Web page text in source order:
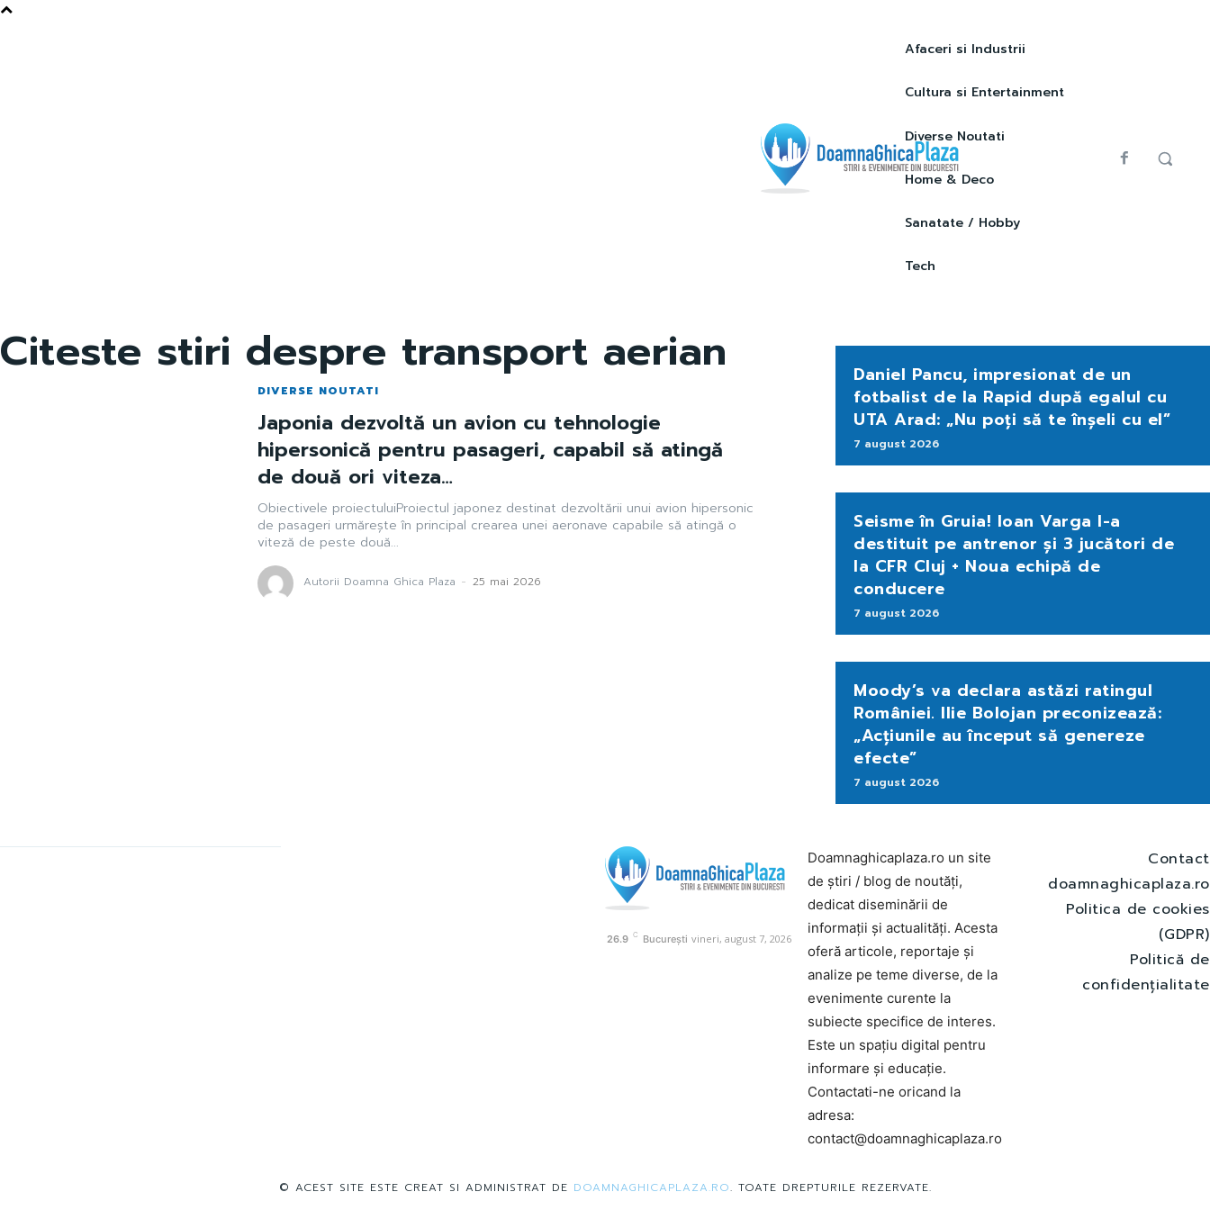
Afaceri si Industrii
Cultura si Entertainment
Diverse Noutati
Home & Deco
Sanatate / Hobby
Tech
Citeste stiri despre transport aerian
DIVERSE NOUTATI
Japonia dezvoltă un avion cu tehnologie
hipersonică pentru pasageri, capabil să atingă
de două ori viteza…
Obiectivele proiectuluiProiectul japonez destinat dezvoltării unui avion hipersonic
de pasageri urmărește în principal crearea unei aeronave capabile să atingă o
viteză de peste două...
Autorii Doamna Ghica Plaza - 25 mai 2026
Daniel Pancu, impresionat de un
fotbalist de la Rapid după egalul cu
UTA Arad: „Nu poți să te înșeli cu el”
7 august 2026
Seisme în Gruia! Ioan Varga l-a
destituit pe antrenor și 3 jucători de
la CFR Cluj + Noua echipă de
conducere
7 august 2026
Moody’s va declara astăzi ratingul
României. Ilie Bolojan preconizează:
„Acțiunile au început să genereze
efecte”
7 august 2026
26.9 C București vineri, august 7, 2026
Doamnaghicaplaza.ro un site
de știri / blog de noutăți,
dedicat diseminării de
informații și actualități. Acesta
oferă articole, reportaje și
analize pe teme diverse, de la
evenimente curente la
subiecte specifice de interes.
Este un spațiu digital pentru
informare și educație.
Contactati-ne oricand la
adresa:
contact@doamnaghicaplaza.ro
Contact
doamnaghicaplaza.ro
Politica de cookies
(GDPR)
Politică de
confidențialitate
© ACEST SITE ESTE CREAT SI ADMINISTRAT DE DOAMNAGHICAPLAZA.RO. TOATE DREPTURILE REZERVATE.